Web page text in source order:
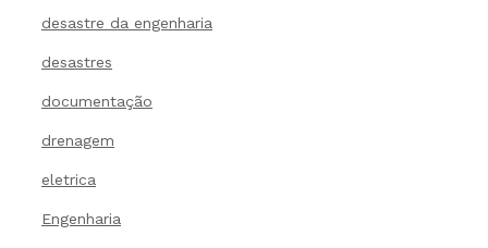
desastre da engenharia
desastres
documentação
drenagem
eletrica
Engenharia